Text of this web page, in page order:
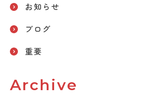
お知らせ
ブログ
重要
Archive